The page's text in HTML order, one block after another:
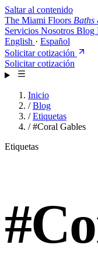
Saltar al contenido
The Miami Floors Baths
Servicios Nosotros Blog
English · Español
Solicitar cotización
Solicitar cotización
Inicio
/ Blog
/ Etiquetas
/ #Coral Gables
Etiquetas
#